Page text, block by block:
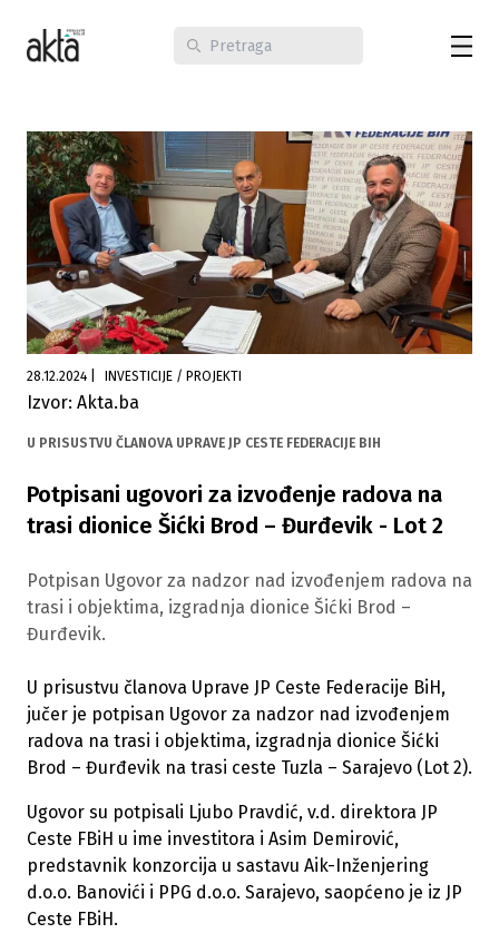
28.12.2024 INVESTICIJE / PROJEKTI
Izvor: Akta.ba
U PRISUSTVU ČLANOVA UPRAVE JP CESTE FEDERACIJE BIH
Potpisani ugovori za izvođenje radova na
trasi dionice Šićki Brod – Đurđevik - Lot 2
Potpisan Ugovor za nadzor nad izvođenjem radova na
trasi i objektima, izgradnja dionice Šićki Brod –
Đurđevik.
U prisustvu članova Uprave JP Ceste Federacije BiH,
jučer je potpisan Ugovor za nadzor nad izvođenjem
radova na trasi i objektima, izgradnja dionice Šićki
Brod – Đurđevik na trasi ceste Tuzla – Sarajevo (Lot 2).
Ugovor su potpisali Ljubo Pravdić, v.d. direktora JP
Ceste FBiH u ime investitora i Asim Demirović,
predstavnik konzorcija u sastavu Aik-Inženjering
d.o.o. Banovići i PPG d.o.o. Sarajevo, saopćeno je iz JP
Ceste FBiH.